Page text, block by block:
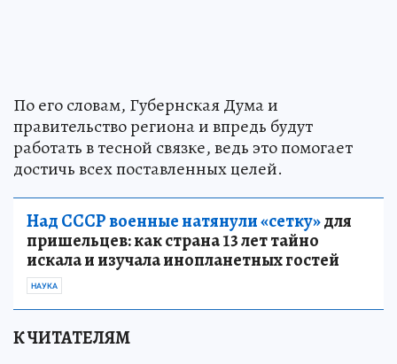
По его словам, Губернская Дума и
правительство региона и впредь будут
работать в тесной связке, ведь это помогает
достичь всех поставленных целей.
Над СССР военные натянули «сетку»для
пришельцев: как страна 13 лет тайно
искала и изучала инопланетных гостей
НАУКА
К ЧИТАТЕЛЯМ